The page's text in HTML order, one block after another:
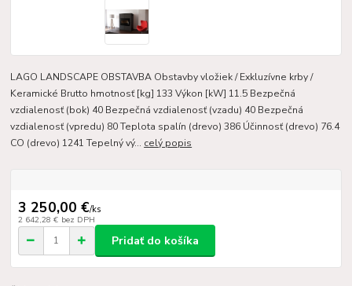
LAGO LANDSCAPE OBSTAVBA Obstavby vložiek / Exkluzívne krby /
Keramické Brutto hmotnosť [kg] 133 Výkon [kW] 11.5 Bezpečná
vzdialenosť (bok) 40 Bezpečná vzdialenosť (vzadu) 40 Bezpečná
vzdialenosť (vpredu) 80 Teplota spalín (drevo) 386 Účinnosť (drevo) 76.4
CO (drevo) 1241 Tepelný vý... celý popis
3 250,00 €/ks
2 642,28 € bez DPH
Pridať do košíka